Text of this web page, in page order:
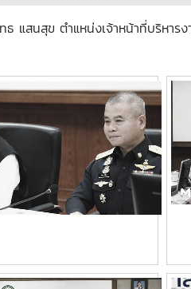
แสนสุข ตำแหน่งเจ้าหน้าที่บริหารง